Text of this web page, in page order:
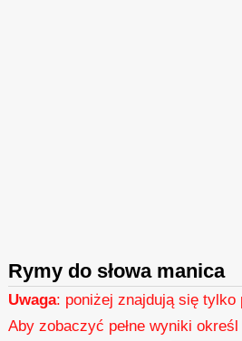
Rymy do słowa manica
Uwaga: poniżej znajdują się tylko
Aby zobaczyć pełne wyniki